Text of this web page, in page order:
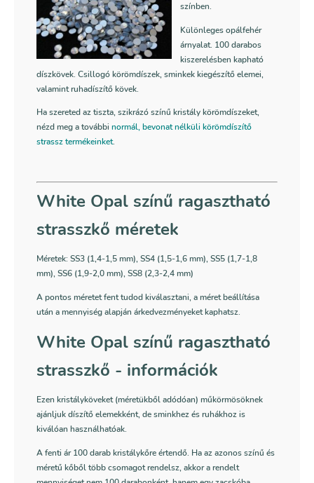
színben.
Különleges opálfehér
árnyalat. 100 darabos
kiszerelésben kapható
díszkövek. Csillogó körömdíszek, sminkek kiegészítő elemei,
valamint ruhadíszítő kövek.
Ha szereted az tiszta, szikrázó színű kristály körömdíszeket,
nézd meg a további normál, bevonat nélküli körömdíszítő
strassz termékeinket.
White Opal színű ragasztható
strasszkő méretek
Méretek: SS3 (1,4-1,5 mm), SS4 (1,5-1,6 mm), SS5 (1,7-1,8
mm), SS6 (1,9-2,0 mm), SS8 (2,3-2,4 mm)
A pontos méretet fent tudod kiválasztani, a méret beállítása
után a mennyiség alapján árkedvezményeket kaphatsz.
White Opal színű ragasztható
strasszkő - információk
Ezen kristályköveket (méretükből adódóan) műkörmösöknek
ajánljuk díszítő elemekként, de sminkhez és ruhákhoz is
kiválóan használhatóak.
A fenti ár 100 darab kristálykőre értendő. Ha az azonos színű és
méretű kőből több csomagot rendelsz, akkor a rendelt